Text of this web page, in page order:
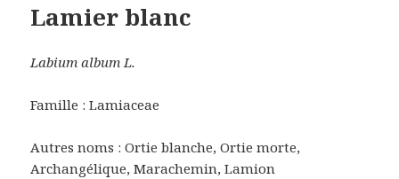
Lamier blanc
Labium album L.
Famille : Lamiaceae
Autres noms : Ortie blanche, Ortie morte,
Archangélique, Marachemin, Lamion